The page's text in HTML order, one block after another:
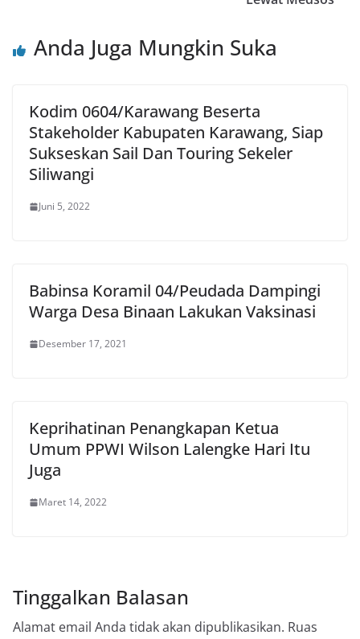
Anda Juga Mungkin Suka
Kodim 0604/Karawang Beserta
Stakeholder Kabupaten Karawang, Siap
Sukseskan Sail Dan Touring Sekeler
Siliwangi
Juni 5, 2022
Babinsa Koramil 04/Peudada Dampingi
Warga Desa Binaan Lakukan Vaksinasi
Desember 17, 2021
Keprihatinan Penangkapan Ketua
Umum PPWI Wilson Lalengke Hari Itu
Juga
Maret 14, 2022
Tinggalkan Balasan
Alamat email Anda tidak akan dipublikasikan. Ruas